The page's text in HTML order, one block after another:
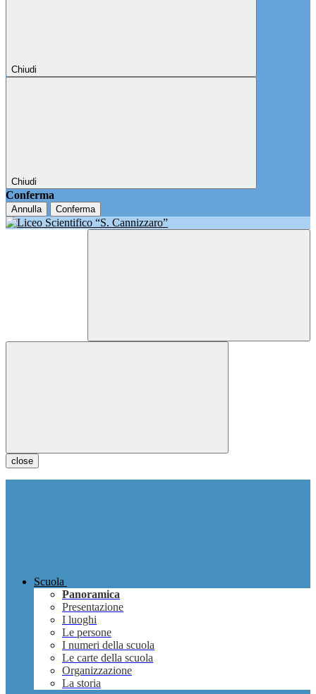
Chiudi
Chiudi
Conferma
Annulla Conferma
close
Scuola
Panoramica
Presentazione
I luoghi
Le persone
I numeri della scuola
Le carte della scuola
Organizzazione
La storia